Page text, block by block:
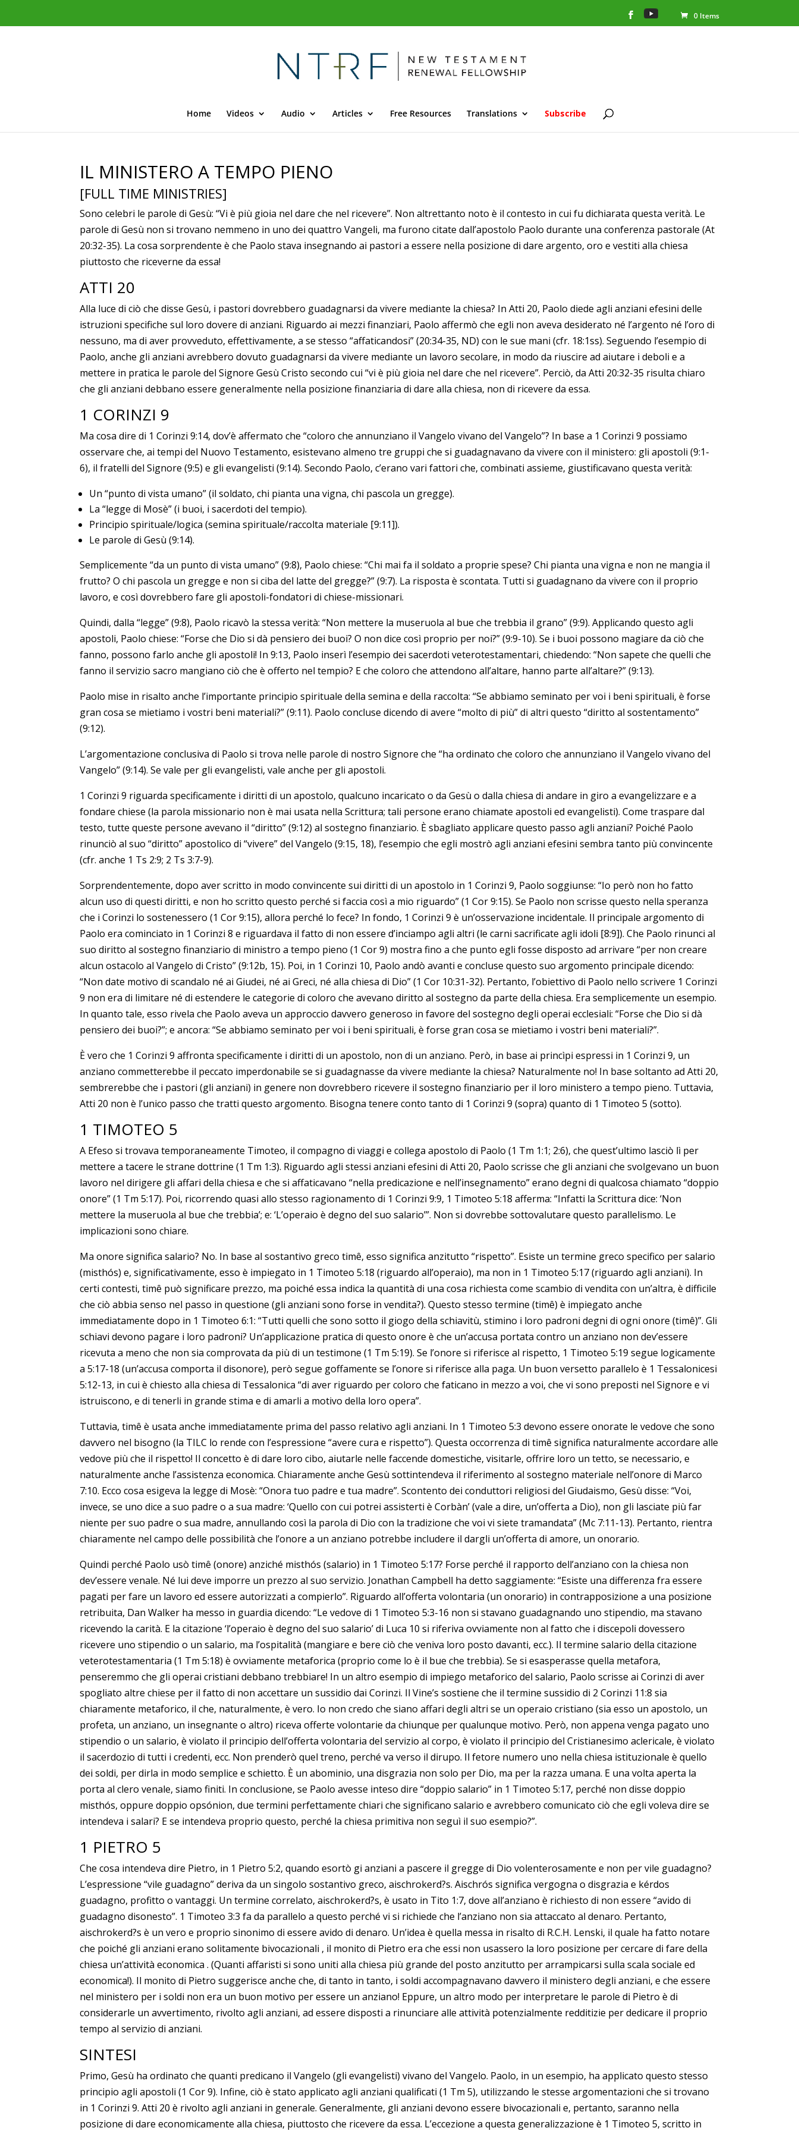
0 Items
Home Videos Audio Articles Free Resources Translations Subscribe
IL MINISTERO A TEMPO PIENO
[FULL TIME MINISTRIES]
Sono celebri le parole di Gesù: “Vi è più gioia nel dare che nel ricevere”. Non altrettanto noto è il contesto in cui fu dichiarata questa verità. Le
parole di Gesù non si trovano nemmeno in uno dei quattro Vangeli, ma furono citate dall’apostolo Paolo durante una conferenza pastorale (At
20:32-35). La cosa sorprendente è che Paolo stava insegnando ai pastori a essere nella posizione di dare argento, oro e vestiti alla chiesa
piuttosto che riceverne da essa!
ATTI 20
Alla luce di ciò che disse Gesù, i pastori dovrebbero guadagnarsi da vivere mediante la chiesa? In Atti 20, Paolo diede agli anziani efesini delle
istruzioni specifiche sul loro dovere di anziani. Riguardo ai mezzi finanziari, Paolo affermò che egli non aveva desiderato né l’argento né l’oro di
nessuno, ma di aver provveduto, effettivamente, a se stesso “affaticandosi” (20:34-35, ND) con le sue mani (cfr. 18:1ss). Seguendo l’esempio di
Paolo, anche gli anziani avrebbero dovuto guadagnarsi da vivere mediante un lavoro secolare, in modo da riuscire ad aiutare i deboli e a
mettere in pratica le parole del Signore Gesù Cristo secondo cui “vi è più gioia nel dare che nel ricevere”. Perciò, da Atti 20:32-35 risulta chiaro
che gli anziani debbano essere generalmente nella posizione finanziaria di dare alla chiesa, non di ricevere da essa.
1 CORINZI 9
Ma cosa dire di 1 Corinzi 9:14, dov’è affermato che “coloro che annunziano il Vangelo vivano del Vangelo”? In base a 1 Corinzi 9 possiamo
osservare che, ai tempi del Nuovo Testamento, esistevano almeno tre gruppi che si guadagnavano da vivere con il ministero: gli apostoli (9:1-
6), il fratelli del Signore (9:5) e gli evangelisti (9:14). Secondo Paolo, c’erano vari fattori che, combinati assieme, giustificavano questa verità:
Un “punto di vista umano” (il soldato, chi pianta una vigna, chi pascola un gregge).
La “legge di Mosè” (i buoi, i sacerdoti del tempio).
Principio spirituale/logica (semina spirituale/raccolta materiale [9:11]).
Le parole di Gesù (9:14).
Semplicemente “da un punto di vista umano” (9:8), Paolo chiese: “Chi mai fa il soldato a proprie spese? Chi pianta una vigna e non ne mangia il
frutto? O chi pascola un gregge e non si ciba del latte del gregge?” (9:7). La risposta è scontata. Tutti si guadagnano da vivere con il proprio
lavoro, e così dovrebbero fare gli apostoli-fondatori di chiese-missionari.
Quindi, dalla “legge” (9:8), Paolo ricavò la stessa verità: “Non mettere la museruola al bue che trebbia il grano” (9:9). Applicando questo agli
apostoli, Paolo chiese: “Forse che Dio si dà pensiero dei buoi? O non dice così proprio per noi?” (9:9-10). Se i buoi possono magiare da ciò che
fanno, possono farlo anche gli apostoli! In 9:13, Paolo inserì l’esempio dei sacerdoti veterotestamentari, chiedendo: “Non sapete che quelli che
fanno il servizio sacro mangiano ciò che è offerto nel tempio? E che coloro che attendono all’altare, hanno parte all’altare?” (9:13).
Paolo mise in risalto anche l’importante principio spirituale della semina e della raccolta: “Se abbiamo seminato per voi i beni spirituali, è forse
gran cosa se mietiamo i vostri beni materiali?” (9:11). Paolo concluse dicendo di avere “molto di più” di altri questo “diritto al sostentamento”
(9:12).
L’argomentazione conclusiva di Paolo si trova nelle parole di nostro Signore che “ha ordinato che coloro che annunziano il Vangelo vivano del
Vangelo” (9:14). Se vale per gli evangelisti, vale anche per gli apostoli.
1 Corinzi 9 riguarda specificamente i diritti di un apostolo, qualcuno incaricato o da Gesù o dalla chiesa di andare in giro a evangelizzare e a
fondare chiese (la parola missionario non è mai usata nella Scrittura; tali persone erano chiamate apostoli ed evangelisti). Come traspare dal
testo, tutte queste persone avevano il “diritto” (9:12) al sostegno finanziario. È sbagliato applicare questo passo agli anziani? Poiché Paolo
rinunciò al suo “diritto” apostolico di “vivere” del Vangelo (9:15, 18), l’esempio che egli mostrò agli anziani efesini sembra tanto più convincente
(cfr. anche 1 Ts 2:9; 2 Ts 3:7-9).
Sorprendentemente, dopo aver scritto in modo convincente sui diritti di un apostolo in 1 Corinzi 9, Paolo soggiunse: “Io però non ho fatto
alcun uso di questi diritti, e non ho scritto questo perché si faccia così a mio riguardo” (1 Cor 9:15). Se Paolo non scrisse questo nella speranza
che i Corinzi lo sostenessero (1 Cor 9:15), allora perché lo fece? In fondo, 1 Corinzi 9 è un’osservazione incidentale. Il principale argomento di
Paolo era cominciato in 1 Corinzi 8 e riguardava il fatto di non essere d’inciampo agli altri (le carni sacrificate agli idoli [8:9]). Che Paolo rinunci al
suo diritto al sostegno finanziario di ministro a tempo pieno (1 Cor 9) mostra fino a che punto egli fosse disposto ad arrivare “per non creare
alcun ostacolo al Vangelo di Cristo” (9:12b, 15). Poi, in 1 Corinzi 10, Paolo andò avanti e concluse questo suo argomento principale dicendo:
“Non date motivo di scandalo né ai Giudei, né ai Greci, né alla chiesa di Dio” (1 Cor 10:31-32). Pertanto, l’obiettivo di Paolo nello scrivere 1 Corinzi
9 non era di limitare né di estendere le categorie di coloro che avevano diritto al sostegno da parte della chiesa. Era semplicemente un esempio.
In quanto tale, esso rivela che Paolo aveva un approccio davvero generoso in favore del sostegno degli operai ecclesiali: “Forse che Dio si dà
pensiero dei buoi?”; e ancora: “Se abbiamo seminato per voi i beni spirituali, è forse gran cosa se mietiamo i vostri beni materiali?”.
È vero che 1 Corinzi 9 affronta specificamente i diritti di un apostolo, non di un anziano. Però, in base ai princìpi espressi in 1 Corinzi 9, un
anziano commetterebbe il peccato imperdonabile se si guadagnasse da vivere mediante la chiesa? Naturalmente no! In base soltanto ad Atti 20,
sembrerebbe che i pastori (gli anziani) in genere non dovrebbero ricevere il sostegno finanziario per il loro ministero a tempo pieno. Tuttavia,
Atti 20 non è l’unico passo che tratti questo argomento. Bisogna tenere conto tanto di 1 Corinzi 9 (sopra) quanto di 1 Timoteo 5 (sotto).
1 TIMOTEO 5
A Efeso si trovava temporaneamente Timoteo, il compagno di viaggi e collega apostolo di Paolo (1 Tm 1:1; 2:6), che quest’ultimo lasciò lì per
mettere a tacere le strane dottrine (1 Tm 1:3). Riguardo agli stessi anziani efesini di Atti 20, Paolo scrisse che gli anziani che svolgevano un buon
lavoro nel dirigere gli affari della chiesa e che si affaticavano “nella predicazione e nell’insegnamento” erano degni di qualcosa chiamato “doppio
onore” (1 Tm 5:17). Poi, ricorrendo quasi allo stesso ragionamento di 1 Corinzi 9:9, 1 Timoteo 5:18 afferma: “Infatti la Scrittura dice: ‘Non
mettere la museruola al bue che trebbia’; e: ‘L’operaio è degno del suo salario’”. Non si dovrebbe sottovalutare questo parallelismo. Le
implicazioni sono chiare.
Ma onore significa salario? No. In base al sostantivo greco timê, esso significa anzitutto “rispetto”. Esiste un termine greco specifico per salario
(misthós) e, significativamente, esso è impiegato in 1 Timoteo 5:18 (riguardo all’operaio), ma non in 1 Timoteo 5:17 (riguardo agli anziani). In
certi contesti, timê può significare prezzo, ma poiché essa indica la quantità di una cosa richiesta come scambio di vendita con un’altra, è difficile
che ciò abbia senso nel passo in questione (gli anziani sono forse in vendita?). Questo stesso termine (timê) è impiegato anche
immediatamente dopo in 1 Timoteo 6:1: “Tutti quelli che sono sotto il giogo della schiavitù, stimino i loro padroni degni di ogni onore (timê)”. Gli
schiavi devono pagare i loro padroni? Un’applicazione pratica di questo onore è che un’accusa portata contro un anziano non dev’essere
ricevuta a meno che non sia comprovata da più di un testimone (1 Tm 5:19). Se l’onore si riferisce al rispetto, 1 Timoteo 5:19 segue logicamente
a 5:17-18 (un’accusa comporta il disonore), però segue goffamente se l’onore si riferisce alla paga. Un buon versetto parallelo è 1 Tessalonicesi
5:12-13, in cui è chiesto alla chiesa di Tessalonica “di aver riguardo per coloro che faticano in mezzo a voi, che vi sono preposti nel Signore e vi
istruiscono, e di tenerli in grande stima e di amarli a motivo della loro opera”.
Tuttavia, timê è usata anche immediatamente prima del passo relativo agli anziani. In 1 Timoteo 5:3 devono essere onorate le vedove che sono
davvero nel bisogno (la TILC lo rende con l’espressione “avere cura e rispetto”). Questa occorrenza di timê significa naturalmente accordare alle
vedove più che il rispetto! Il concetto è di dare loro cibo, aiutarle nelle faccende domestiche, visitarle, offrire loro un tetto, se necessario, e
naturalmente anche l’assistenza economica. Chiaramente anche Gesù sottintendeva il riferimento al sostegno materiale nell’onore di Marco
7:10. Ecco cosa esigeva la legge di Mosè: “Onora tuo padre e tua madre”. Scontento dei conduttori religiosi del Giudaismo, Gesù disse: “Voi,
invece, se uno dice a suo padre o a sua madre: ‘Quello con cui potrei assisterti è Corbàn’ (vale a dire, un’offerta a Dio), non gli lasciate più far
niente per suo padre o sua madre, annullando così la parola di Dio con la tradizione che voi vi siete tramandata” (Mc 7:11-13). Pertanto, rientra
chiaramente nel campo delle possibilità che l’onore a un anziano potrebbe includere il dargli un’offerta di amore, un onorario.
Quindi perché Paolo usò timê (onore) anziché misthós (salario) in 1 Timoteo 5:17? Forse perché il rapporto dell’anziano con la chiesa non
dev’essere venale. Né lui deve imporre un prezzo al suo servizio. Jonathan Campbell ha detto saggiamente: “Esiste una differenza fra essere
pagati per fare un lavoro ed essere autorizzati a compierlo”. Riguardo all’offerta volontaria (un onorario) in contrapposizione a una posizione
retribuita, Dan Walker ha messo in guardia dicendo: “Le vedove di 1 Timoteo 5:3-16 non si stavano guadagnando uno stipendio, ma stavano
ricevendo la carità. E la citazione ‘l’operaio è degno del suo salario’ di Luca 10 si riferiva ovviamente non al fatto che i discepoli dovessero
ricevere uno stipendio o un salario, ma l’ospitalità (mangiare e bere ciò che veniva loro posto davanti, ecc.). Il termine salario della citazione
veterotestamentaria (1 Tm 5:18) è ovviamente metaforica (proprio come lo è il bue che trebbia). Se si esasperasse quella metafora,
penseremmo che gli operai cristiani debbano trebbiare! In un altro esempio di impiego metaforico del salario, Paolo scrisse ai Corinzi di aver
spogliato altre chiese per il fatto di non accettare un sussidio dai Corinzi. Il Vine’s sostiene che il termine sussidio di 2 Corinzi 11:8 sia
chiaramente metaforico, il che, naturalmente, è vero. Io non credo che siano affari degli altri se un operaio cristiano (sia esso un apostolo, un
profeta, un anziano, un insegnante o altro) riceva offerte volontarie da chiunque per qualunque motivo. Però, non appena venga pagato uno
stipendio o un salario, è violato il principio dell’offerta volontaria del servizio al corpo, è violato il principio del Cristianesimo aclericale, è violato
il sacerdozio di tutti i credenti, ecc. Non prenderò quel treno, perché va verso il dirupo. Il fetore numero uno nella chiesa istituzionale è quello
dei soldi, per dirla in modo semplice e schietto. È un abominio, una disgrazia non solo per Dio, ma per la razza umana. E una volta aperta la
porta al clero venale, siamo finiti. In conclusione, se Paolo avesse inteso dire “doppio salario” in 1 Timoteo 5:17, perché non disse doppio
misthós, oppure doppio opsónion, due termini perfettamente chiari che significano salario e avrebbero comunicato ciò che egli voleva dire se
intendeva i salari? E se intendeva proprio questo, perché la chiesa primitiva non seguì il suo esempio?”.
1 PIETRO 5
Che cosa intendeva dire Pietro, in 1 Pietro 5:2, quando esortò gi anziani a pascere il gregge di Dio volenterosamente e non per vile guadagno?
L’espressione “vile guadagno” deriva da un singolo sostantivo greco, aischrokerd?s. Aischrós significa vergogna o disgrazia e kérdos
guadagno, profitto o vantaggi. Un termine correlato, aischrokerd?s, è usato in Tito 1:7, dove all’anziano è richiesto di non essere “avido di
guadagno disonesto”. 1 Timoteo 3:3 fa da parallelo a questo perché vi si richiede che l’anziano non sia attaccato al denaro. Pertanto,
aischrokerd?s è un vero e proprio sinonimo di essere avido di denaro. Un’idea è quella messa in risalto di R.C.H. Lenski, il quale ha fatto notare
che poiché gli anziani erano solitamente bivocazionali , il monito di Pietro era che essi non usassero la loro posizione per cercare di fare della
chiesa un’attività economica . (Quanti affaristi si sono uniti alla chiesa più grande del posto anzitutto per arrampicarsi sulla scala sociale ed
economica!). Il monito di Pietro suggerisce anche che, di tanto in tanto, i soldi accompagnavano davvero il ministero degli anziani, e che essere
nel ministero per i soldi non era un buon motivo per essere un anziano! Eppure, un altro modo per interpretare le parole di Pietro è di
considerarle un avvertimento, rivolto agli anziani, ad essere disposti a rinunciare alle attività potenzialmente redditizie per dedicare il proprio
tempo al servizio di anziani.
SINTESI
Primo, Gesù ha ordinato che quanti predicano il Vangelo (gli evangelisti) vivano del Vangelo. Paolo, in un esempio, ha applicato questo stesso
principio agli apostoli (1 Cor 9). Infine, ciò è stato applicato agli anziani qualificati (1 Tm 5), utilizzando le stesse argomentazioni che si trovano
in 1 Corinzi 9. Atti 20 è rivolto agli anziani in generale. Generalmente, gli anziani devono essere bivocazionali e, pertanto, saranno nella
posizione di dare economicamente alla chiesa, piuttosto che ricevere da essa. L’eccezione a questa generalizzazione è 1 Timoteo 5, scritto in